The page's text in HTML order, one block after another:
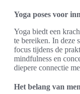
Yoga poses voor
Yoga biedt een
te bereiken. In deze
focus tijdens de
mindfulness en
diepere connectie
Het belang van